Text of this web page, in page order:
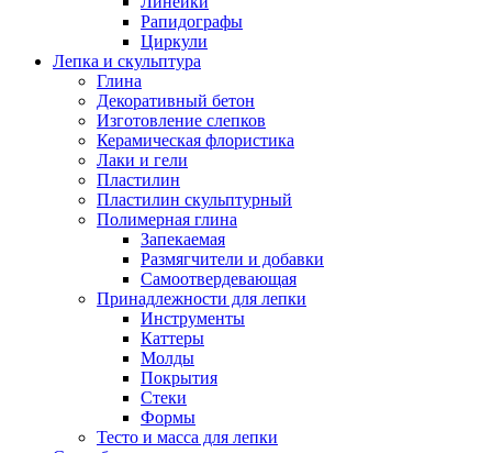
Рапидографы
Циркули
Лепка и скульптура
Глина
Декоративный бетон
Изготовление слепков
Керамическая флористика
Лаки и гели
Пластилин
Пластилин скульптурный
Полимерная глина
Запекаемая
Размягчители и добавки
Самоотвердевающая
Принадлежности для лепки
Инструменты
Каттеры
Молды
Покрытия
Стеки
Формы
Тесто и масса для лепки